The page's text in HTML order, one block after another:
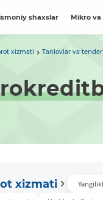
shaxslar Mikro
xizmati Tanlovlar va
xizmati